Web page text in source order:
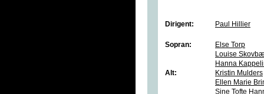
Dirigent: Paul Hillier
Sopran:
Else Torp
Louise
Hanna
Alt:
Kristin Mulders
Ellen Marie
Sine Tofte